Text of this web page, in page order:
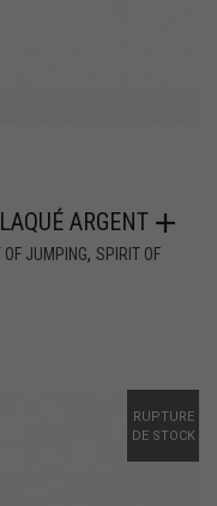
ARGENT
JUMPING, SPIRIT OF
RUPTURE
DE STOCK